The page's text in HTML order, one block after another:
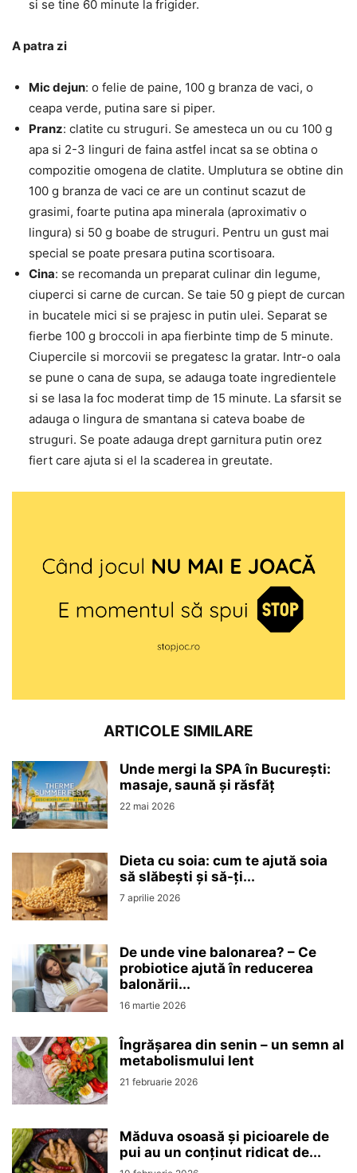
si se tine 60 minute la frigider.
A patra zi
Mic dejun: o felie de paine, 100 g branza de vaci, o
ceapa verde, putina sare si piper.
Pranz: clatite cu struguri. Se amesteca un ou cu 100 g
apa si 2-3 linguri de faina astfel incat sa se obtina o
compozitie omogena de clatite. Umplutura se obtine din
100 g branza de vaci ce are un continut scazut de
grasimi, foarte putina apa minerala (aproximativ o
lingura) si 50 g boabe de struguri. Pentru un gust mai
special se poate presara putina scortisoara.
Cina: se recomanda un preparat culinar din legume,
ciuperci si carne de curcan. Se taie 50 g piept de curcan
in bucatele mici si se prajesc in putin ulei. Separat se
fierbe 100 g broccoli in apa fierbinte timp de 5 minute.
Ciupercile si morcovii se pregatesc la gratar. Intr-o oala
se pune o cana de supa, se adauga toate ingredientele
si se lasa la foc moderat timp de 15 minute. La sfarsit se
adauga o lingura de smantana si cateva boabe de
struguri. Se poate adauga drept garnitura putin orez
fiert care ajuta si el la scaderea in greutate.
ARTICOLE SIMILARE
Unde mergi la SPA în București:
masaje, saună și răsfăț
22 mai 2026
Dieta cu soia: cum te ajută soia
să slăbești și să-ți...
7 aprilie 2026
De unde vine balonarea? – Ce
probiotice ajută în reducerea
balonării...
16 martie 2026
Îngrășarea din senin – un semn al
metabolismului lent
21 februarie 2026
Măduva osoasă și picioarele de
pui au un conținut ridicat de...